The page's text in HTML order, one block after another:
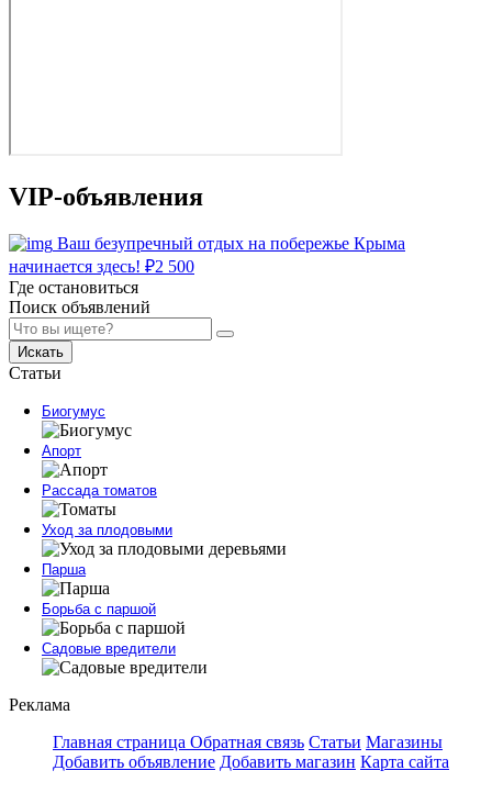
VIP-объявления
Ваш безупречный отдых на побережье Крыма
начинается здесь! ₽2 500
Где остановиться
Поиск объявлений
Искать
Статьи
Биогумус
Апорт
Рассада томатов
Уход за плодовыми
Парша
Борьба с паршой
Садовые вредители
Реклама
Главная страница Обратная связь Статьи Магазины
Добавить объявление Добавить магазин Карта сайта